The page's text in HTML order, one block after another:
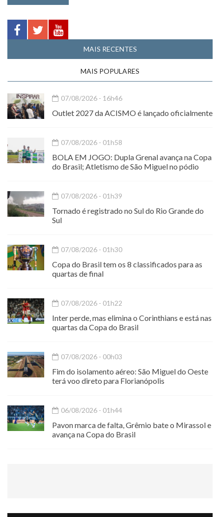
MAIS RECENTES
MAIS POPULARES
07/08/2026 - 16h46
Outlet 2027 da ACISMO é lançado oficialmente
07/08/2026 - 01h58
BOLA EM JOGO: Dupla Grenal avança na Copa
do Brasil; Atletismo de São Miguel no pódio
07/08/2026 - 01h39
Tornado é registrado no Sul do Rio Grande do
Sul
07/08/2026 - 01h30
Copa do Brasil tem os 8 classificados para as
quartas de final
07/08/2026 - 01h22
Inter perde, mas elimina o Corinthians e está nas
quartas da Copa do Brasil
07/08/2026 - 00h03
Fim do isolamento aéreo: São Miguel do Oeste
terá voo direto para Florianópolis
06/08/2026 - 01h44
Pavon marca de falta, Grêmio bate o Mirassol e
avança na Copa do Brasil